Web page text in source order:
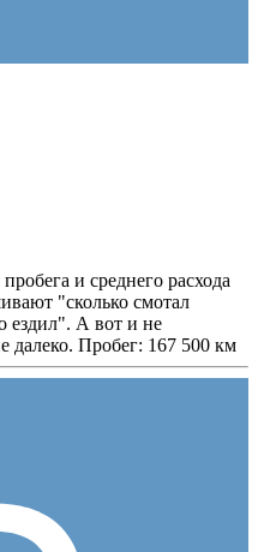
и среднего расхода
"сколько смотал
ездил". А вот и не
далеко. Пробег: 167 500 км